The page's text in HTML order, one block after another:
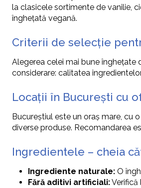
la clasicele sortimente de vanilie,
înghețată vegană.
Criterii de selecție
Alegerea celei mai bune înghețate
considerare: calitatea
Locații în București cu
Bucureștiul este un oraș mare, cu
diverse produse. Recomandarea
Ingredientele – cheia
Ingrediente naturale: O
Fără aditivi artificiali:Verifică